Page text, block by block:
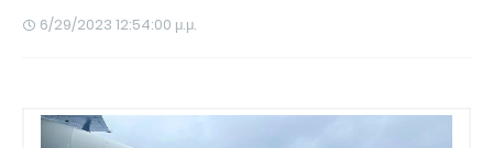
6/29/2023 12:54:00 μ.μ.